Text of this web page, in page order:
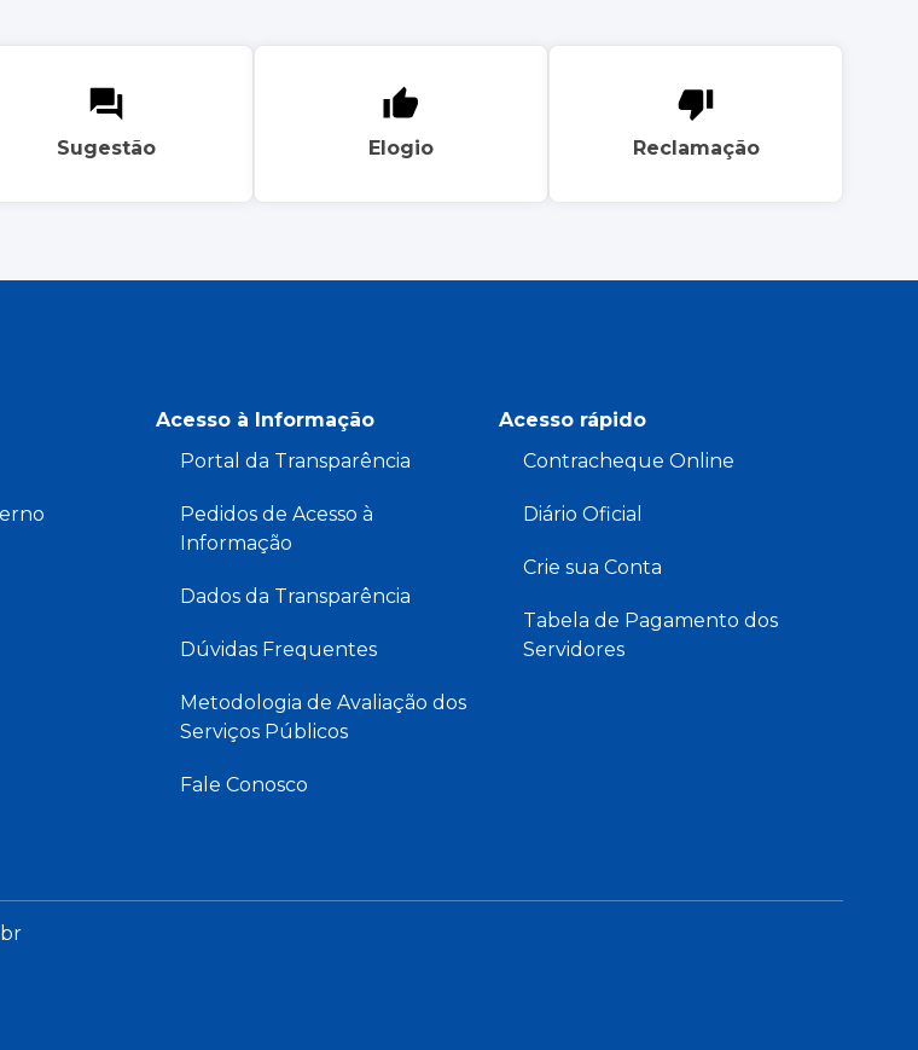
Sugestão Elogio Reclamação
Acesso à Informação
Portal da Transparência
Pedidos de Acesso à
Informação
Dados da Transparência
Dúvidas Frequentes
Metodologia de Avaliação dos
Serviços Públicos
Fale Conosco
Acesso rápido
Contracheque Online
Diário Oficial
Crie sua Conta
Tabela de Pagamento dos
Servidores